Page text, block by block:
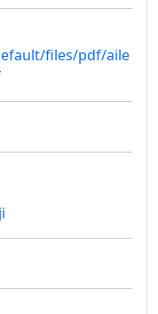
files/pdf/aile